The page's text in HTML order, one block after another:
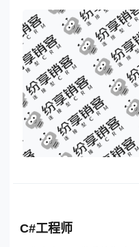
或者OA或者ERP或MES等
通能力强
C#工程师